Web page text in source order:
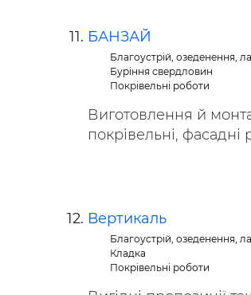
БАНЗАЙ
Благоустрій, озеденення,
Буріння свердловин
Покрівельні роботи
Виготовлення й
покрівельні, фасадні
Вертикаль
Благоустрій, озеденення,
Кладка
Покрівельні роботи